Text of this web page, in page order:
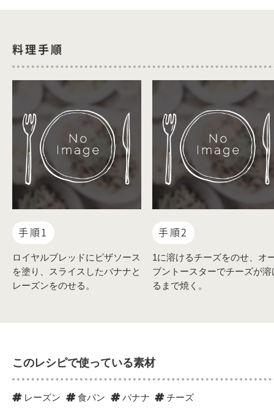
料理手順
手順1
ロイヤルブレッドにピザソース
を塗り、スライスしたバナナと
レーズンをのせる。
手順2
1に溶けるチーズをのせ、オ
ブントースターでチーズが溶
るまで焼く。
このレシピで使っている素材
レーズン 食パン バナナ チーズ